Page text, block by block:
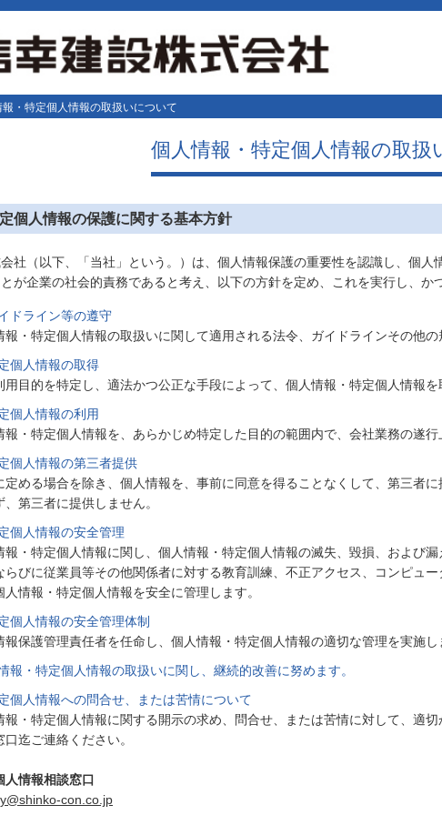
報・特定個人情報の取扱いについて
個人情報・特定個人情報の取扱
個人情報の保護に関する基本方針
社（以下、「当社」という。）は、個人情報保護の重要性を認識し、個
が企業の社会的責務であると考え、以下の方針を定め、これを実行し、か
ドライン等の遵守
報・特定個人情報の取扱いに関して適用される法令、ガイドラインその他の
個人情報の取得
用目的を特定し、適法かつ公正な手段によって、個人情報・特定個人情報を
個人情報の利用
報・特定個人情報を、あらかじめ特定した目的の範囲内で、会社業務の遂行
個人情報の第三者提供
定める場合を除き、個人情報を、事前に同意を得ることなくして、第三者
第三者に提供しません。
個人情報の安全管理
報・特定個人情報に関し、個人情報・特定個人情報の滅失、毀損、および
らびに従業員等その他関係者に対する教育訓練、不正アクセス、コンピュ
情報・特定個人情報を安全に管理します。
個人情報の安全管理体制
報保護管理責任者を任命し、個人情報・特定個人情報の適切な管理を実施し
報・特定個人情報の取扱いに関し、継続的改善に努めます。
個人情報への問合せ、または苦情について
報・特定個人情報に関する開示の求め、問合せ、または苦情に対して、適
迄ご連絡ください。
人情報相談窓口
con.co.jp